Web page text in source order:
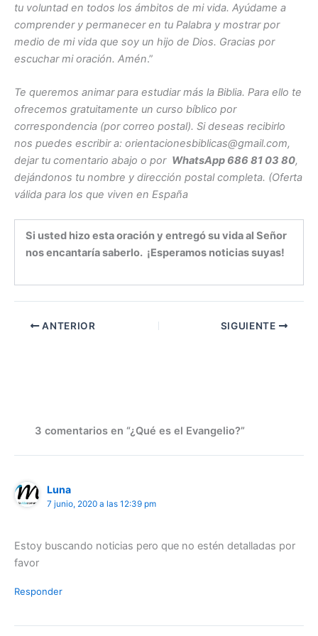
tu voluntad en todos los ámbitos de mi vida. Ayúdame a
comprender y permanecer en tu Palabra y mostrar por
medio de mi vida que soy un hijo de Dios. Gracias por
escuchar mi oración. Amén.”
Te queremos animar para estudiar más la Biblia. Para ello te
ofrecemos gratuitamente un curso bíblico por
correspondencia (por correo postal). Si deseas recibirlo
nos puedes escribir a: orientacionesbiblicas@gmail.com,
dejar tu comentario abajo o por WhatsApp 686 81 03 80,
dejándonos tu nombre y dirección postal completa. (Oferta
válida para los que viven en España
Si usted hizo esta oración y entregó su vida al Señor
nos encantaría saberlo. ¡Esperamos noticias suyas!
ANTERIOR SIGUIENTE
3 comentarios en “¿Qué es el Evangelio?”
Luna
7 junio, 2020 a las 12:39 pm
Estoy buscando noticias pero que no estén detalladas por
favor
Responder